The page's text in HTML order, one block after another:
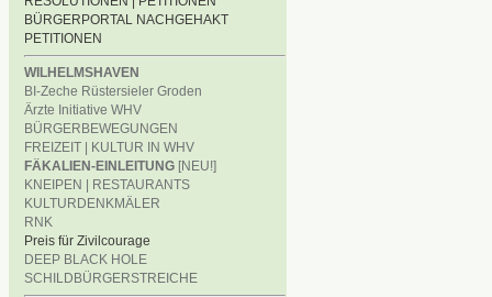
BÜRGERPORTAL NACHGEHAKT
PETITIONEN
WILHELMSHAVEN
BI-Zeche Rüstersieler Groden
Ärzte Initiative WHV
BÜRGERBEWEGUNGEN
FREIZEIT | KULTUR IN WHV
FÄKALIEN-EINLEITUNG [NEU!]
KNEIPEN | RESTAURANTS
KULTURDENKMÄLER
RNK
Preis für Zivilcourage
DEEP BLACK HOLE
SCHILDBÜRGERSTREICHE